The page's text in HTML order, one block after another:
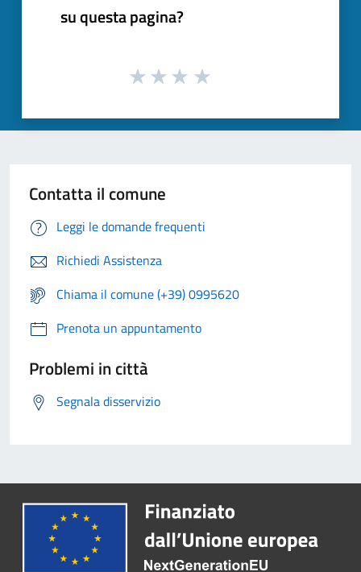
su questa pagina?
Contatta il comune
Leggi le domande frequenti
Richiedi Assistenza
Chiama il comune (+39) 0995620
Prenota un appuntamento
Problemi in città
Segnala disservizio